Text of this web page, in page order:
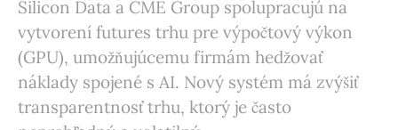
Silicon Data a CME Group spolupracujú na
vytvorení futures trhu pre výpočtový výkon
(GPU), umožňujúcemu firmám hedžovať
náklady spojené s AI. Nový systém má zvýšiť
transparentnosť trhu, ktorý je často